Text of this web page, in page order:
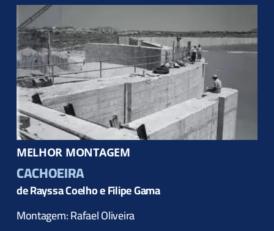
MELHOR MONTAGEM
CACHOEIRA
de Rayssa Coelho e Filipe Gama
Montagem: Rafael Oliveira